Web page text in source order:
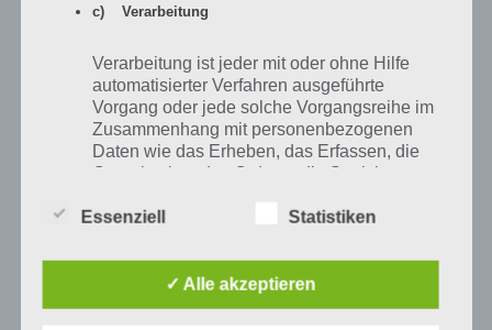
Um den Job deinem Sim zuzuweisen, tippe wie im
vorigen Schritt genannt auf den pinken Aktenkoffer
und dann wähle das Bild-Icon aus!
Simoleons verdienen, indem du das entsprechende Ereignis in Sims
Mobile mit diesem startest. So kannst du jedem Sim aus deinem
Haushalt einen Job zuweisen und so mit jedem auch die Simoleons
c) Verarbeitung
Verarbeitung ist jeder mit oder ohne Hilfe
automatisierter Verfahren ausgeführte
Vorgang oder jede solche Vorgangsreihe im
Zusammenhang mit personenbezogenen
Daten wie das Erheben, das Erfassen, die
Organisation, das Ordnen, die Speicherung,
Auslesen, das Abfragen, die Verwendung,
Verbreitung oder eine andere Form der
Bereitstellung, den Abgleich oder die
Verknüpfung, die Einschränkung, das
Essenziell Statistiken
✓ Alle akzeptieren